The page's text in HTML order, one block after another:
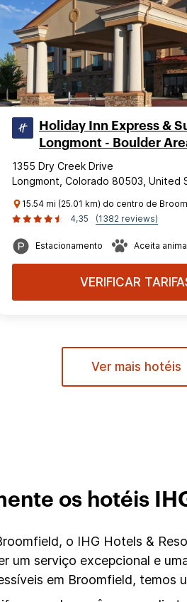
Holiday Inn Express &
Longmont - Boulder
1355 Dry Creek Drive
Longmont, Colorado 80503, United
15.54 mi (25.01 km) do centro de
4,35
(1382 reviews)
Estacionamento Aceita
VERIFICAR
Ver mais hotéis
os hotéis
o IHG Hotels &
um serviço excepcional e
em Broomfield, temos